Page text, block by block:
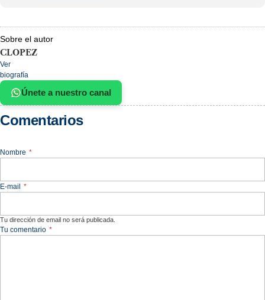
Sobre el autor
CLOPEZ
Ver
biografía
Únete a nuestro canal
Comentarios
Nombre *
E-mail *
Tu dirección de email no será publicada.
Tu comentario *